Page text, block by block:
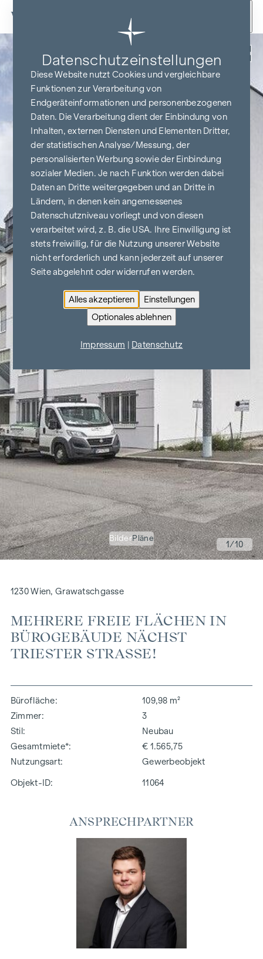
Zum Inhalt springen
Zurück
BilderPläne
1/10
1230 Wien, Grawatschgasse
MEHRERE FREIE FLÄCHEN IN
BÜROGEBÄUDE NÄCHST
TRIESTER STRASSE!
Bürofläche
109,98 m²
Zimmer
3
Stil
Neubau
Gesamtmiete*
€ 1.565,75
Nutzungsart
Gewerbeobjekt
Objekt-ID: 11064
ANSPRECHPARTNER
Datenschutz­einstellungen
Diese Website nutzt Cookies und vergleichbare
Funktionen zur Verarbeitung von
Endgeräteinformationen und personenbezogenen
Daten. Die Verarbeitung dient der Einbindung von
Inhalten, externen Diensten und Elementen Dritter,
der statistischen Analyse/Messung, der
personalisierten Werbung sowie der Einbindung
sozialer Medien. Je nach Funktion werden dabei
Daten an Dritte weitergegeben und an Dritte in
Ländern, in denen kein angemessenes
Datenschutzniveau vorliegt und von diesen
verarbeitet wird, z. B. die USA. Ihre Einwilligung ist
stets freiwillig, für die Nutzung unserer Website
nicht erforderlich und kann jederzeit auf unserer
Seite abgelehnt oder widerrufen werden.
Alles akzeptieren
Einstellungen
Optionales ablehnen
Impressum Datenschutz